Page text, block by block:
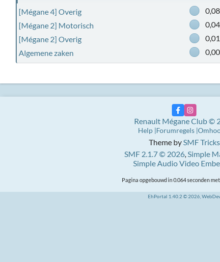
[Mégane 4] Overig
[Mégane 2] Motorisch
[Mégane 2] Overig
Algemene zaken
Theme bySMF Tricks
SMF 2.1.7 © 2026,Simple
Simple Audio Video
Renault Mégane Club ©
Help Forumregels
Pagina opgebouwd in 0.064 seconden
EhPortal 1.40.2 © 2026,